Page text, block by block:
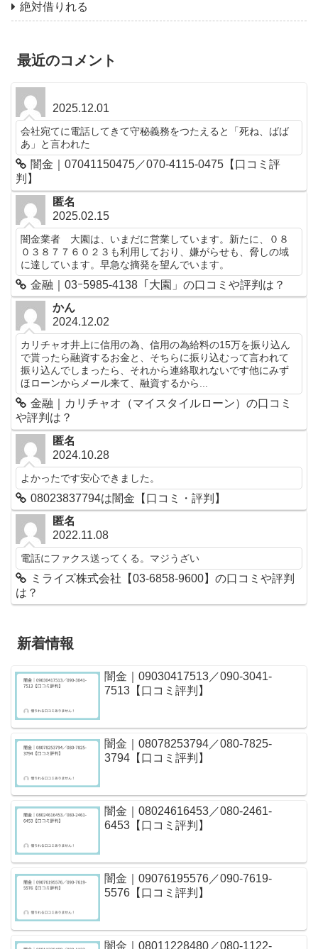
絶対借りれる
最近のコメント
2025.12.01
会社宛てに電話してきて守秘義務をつたえると「死ね、ばば
あ」と言われた
闇金｜07041150475／070-4115-0475【口コミ評
判】
匿名
2025.02.15
闇金業者 大園は、いまだに営業しています。新たに、０８
０３８７７６０２３も利用しており、嫌がらせも、脅しの域
に達しています。早急な摘発を望んでいます。
金融｜03ｰ5985-4138「大園」の口コミや評判は？
かん
2024.12.02
カリチャオ井上に信用の為、信用の為給料の15万を振り込ん
で貰ったら融資するお金と、そちらに振り込むって言われて
振り込んでしまったら、それから連絡取れないです他にみず
ほローンからメール来て、融資するから...
金融｜カリチャオ（マイスタイルローン）の口コミ
や評判は？
匿名
2024.10.28
よかったです安心できました。
08023837794は闇金【口コミ・評判】
匿名
2022.11.08
電話にファクス送ってくる。マジうざい
ミライズ株式会社【03-6858-9600】の口コミや評判
は？
新着情報
闇金｜09030417513／090-3041-
7513【口コミ評判】
闇金｜08078253794／080-7825-
3794【口コミ評判】
闇金｜08024616453／080-2461-
6453【口コミ評判】
闇金｜09076195576／090-7619-
5576【口コミ評判】
闇金｜08011228480／080-1122-